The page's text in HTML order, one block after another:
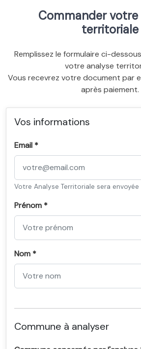
Commander votre
territoriale
Remplissez le formulaire ci-
votre analyse
Vous recevrez votre document par
après paiement.
Vos informations
Email *
Votre Analyse Territoriale sera
Prénom *
Nom *
Commune à analyser